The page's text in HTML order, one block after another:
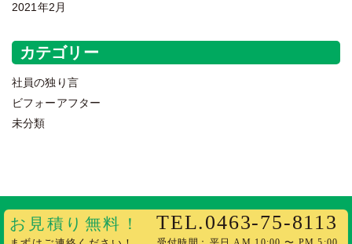
2021年2月
カテゴリー
社員の独り言
ビフォーアフター
未分類
Copyright 2020 樹の里 All Rights Reserved.